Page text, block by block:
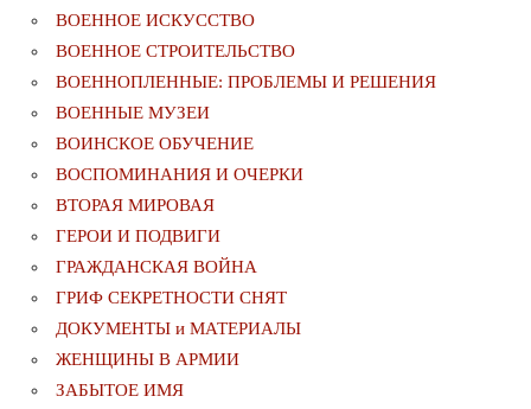
ВОЕННОЕ ИСКУССТВО
ВОЕННОЕ СТРОИТЕЛЬСТВО
ВОЕННОПЛЕННЫЕ: ПРОБЛЕМЫ И РЕШЕНИЯ
ВОЕННЫЕ МУЗЕИ
ВОИНСКОЕ ОБУЧЕНИЕ
ВОСПОМИНАНИЯ И ОЧЕРКИ
ВТОРАЯ МИРОВАЯ
ГЕРОИ И ПОДВИГИ
ГРАЖДАНСКАЯ ВОЙНА
ГРИФ СЕКРЕТНОСТИ СНЯТ
ДОКУМЕНТЫ и МАТЕРИАЛЫ
ЖЕНЩИНЫ В АРМИИ
ЗАБЫТОЕ ИМЯ